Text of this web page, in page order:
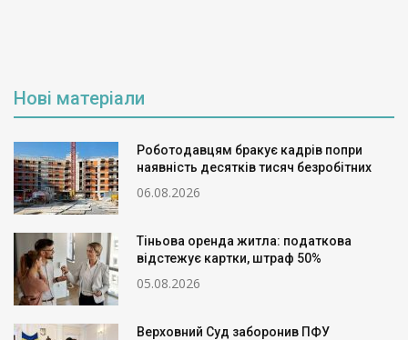
Нові матеріали
Роботодавцям бракує кадрів попри
наявність десятків тисяч безробітних
06.08.2026
Тіньова оренда житла: податкова
відстежує картки, штраф 50%
05.08.2026
Верховний Суд заборонив ПФУ